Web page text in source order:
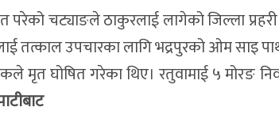
परेको चट्याङले ठाकुरलाई लागेको जिल्ला प्रहरी
तत्काल उपचारका लागि भद्रपुरको ओम साइ
मृत घोषित गरेका थिए। रतुवामाई ५ मोरङ